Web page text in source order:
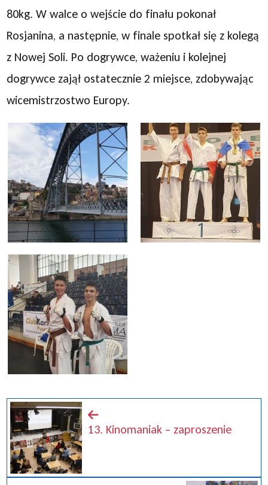
80kg. W walce o wejście do finału pokonał
Rosjanina, a następnie, w finale spotkał się z kolegą
z Nowej Soli. Po dogrywce, ważeniu i kolejnej
dogrywce zajął ostatecznie 2 miejsce, zdobywając
wicemistrzostwo Europy.
13. Kinomaniak – zaproszenie